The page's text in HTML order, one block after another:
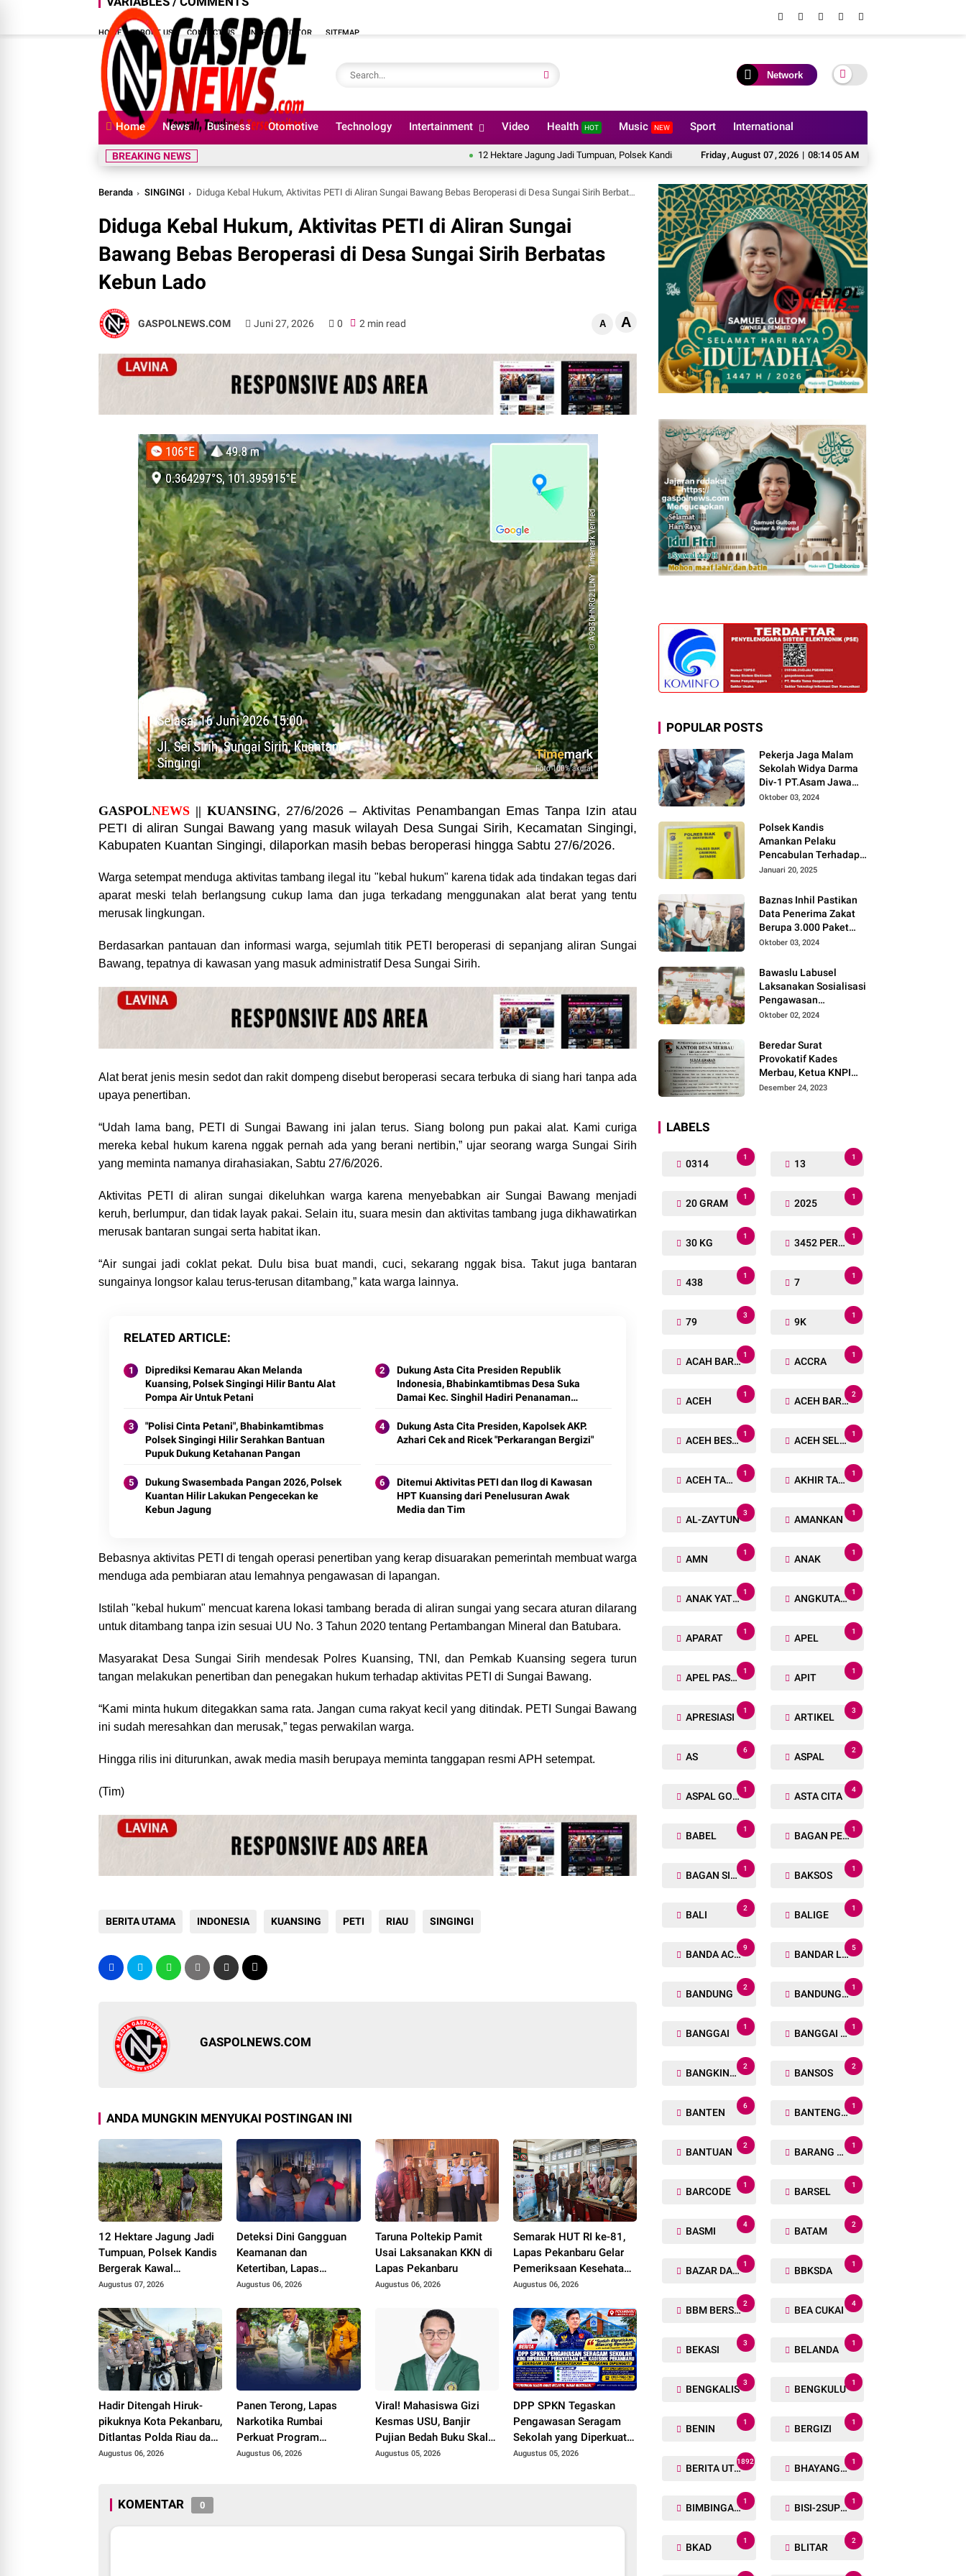
HOME ABOUT US CONTACT US INDEX EDITOR SITEMAP
Network
Home News Business Otomotive Technology Intertainment Video Health HOT Music NEW Sport International
Friday,August 07,2026 | 08:14 06 AM
BREAKING NEWS 12 Hektare Jagung Jadi Tumpuan, Polsek Kandis Bergerak Kawal Swasembada Pangan Deteksi Dini Gangguan Keamanan dan
Beranda SINGINGI Diduga Kebal Hukum, Aktivitas PETI di Aliran Sungai Bawang Bebas Beroperasi di Desa Sungai Sirih Berbatas Kebun Lado
Diduga Kebal Hukum, Aktivitas PETI di Aliran Sungai
Bawang Bebas Beroperasi di Desa Sungai Sirih Berbatas
Kebun Lado
GASPOLNEWS.COM Juni 27, 2026 0 2 min read A A
GASPOLNEWS || KUANSING, 27/6/2026 – Aktivitas Penambangan Emas Tanpa Izin atau
PETI di aliran Sungai Bawang yang masuk wilayah Desa Sungai Sirih, Kecamatan Singingi,
Kabupaten Kuantan Singingi, dilaporkan masih bebas beroperasi hingga Sabtu 27/6/2026.
Warga setempat menduga aktivitas tambang ilegal itu "kebal hukum" karena tidak ada tindakan tegas dari
aparat meski telah berlangsung cukup lama dan juga terkadang menggunakan alat berat yang tentu
merusak lingkungan.
Berdasarkan pantauan dan informasi warga, sejumlah titik PETI beroperasi di sepanjang aliran Sungai
Bawang, tepatnya di kawasan yang masuk administratif Desa Sungai Sirih.
Alat berat jenis mesin sedot dan rakit dompeng disebut beroperasi secara terbuka di siang hari tanpa ada
upaya penertiban.
“Udah lama bang, PETI di Sungai Bawang ini jalan terus. Siang bolong pun pakai alat. Kami curiga
mereka kebal hukum karena nggak pernah ada yang berani nertibin,” ujar seorang warga Sungai Sirih
yang meminta namanya dirahasiakan, Sabtu 27/6/2026.
Aktivitas PETI di aliran sungai dikeluhkan warga karena menyebabkan air Sungai Bawang menjadi
keruh, berlumpur, dan tidak layak pakai. Selain itu, suara mesin dan aktivitas tambang juga dikhawatirkan
merusak bantaran sungai serta habitat ikan.
“Air sungai jadi coklat pekat. Dulu bisa buat mandi, cuci, sekarang nggak bisa. Takut juga bantaran
sungainya longsor kalau terus-terusan ditambang,” kata warga lainnya.
RELATED ARTICLE
Diprediksi Kemarau Akan Melanda
Kuansing, Polsek Singingi Hilir Bantu Alat
Pompa Air Untuk Petani
Dukung Asta Cita Presiden Republik
Indonesia, Bhabinkamtibmas Desa Suka
Damai Kec. Singhil Hadiri Penanaman
"Polisi Cinta Petani", Bhabinkamtibmas
Polsek Singingi Hilir Serahkan Bantuan
Pupuk Dukung Ketahanan Pangan
Dukung Asta Cita Presiden, Kapolsek AKP.
Azhari Cek and Ricek "Perkarangan Bergizi"
Dukung Swasembada Pangan 2026, Polsek
Kuantan Hilir Lakukan Pengecekan ke
Kebun Jagung
Ditemui Aktivitas PETI dan Ilog di Kawasan
HPT Kuansing dari Penelusuran Awak
Media dan Tim
Bebasnya aktivitas PETI di tengah operasi penertiban yang kerap disuarakan pemerintah membuat warga
menduga ada pembiaran atau lemahnya pengawasan di lapangan.
Istilah "kebal hukum" mencuat karena lokasi tambang berada di aliran sungai yang secara aturan dilarang
untuk ditambang tanpa izin sesuai UU No. 3 Tahun 2020 tentang Pertambangan Mineral dan Batubara.
Masyarakat Desa Sungai Sirih mendesak Polres Kuansing, TNI, dan Pemkab Kuansing segera turun
tangan melakukan penertiban dan penegakan hukum terhadap aktivitas PETI di Sungai Bawang.
“Kami minta hukum ditegakkan sama rata. Jangan cuma rakyat kecil yang ditindak. PETI Sungai Bawang
ini sudah meresahkan dan merusak,” tegas perwakilan warga.
Hingga rilis ini diturunkan, awak media masih berupaya meminta tanggapan resmi APH setempat.
(Tim)
BERITA UTAMA INDONESIA KUANSING PETI RIAU SINGINGI
GASPOLNEWS.COM
ANDA MUNGKIN MENYUKAI POSTINGAN INI
12 Hektare Jagung Jadi
Tumpuan, Polsek Kandis
Bergerak Kawal
Swasembada Pangan
Augustus 07, 2026
Deteksi Dini Gangguan
Keamanan dan
Ketertiban, Lapas
Narkotika Rumbai Gelar
Augustus 06, 2026
Taruna Poltekip Pamit
Usai Laksanakan KKN di
Lapas Pekanbaru
Augustus 06, 2026
Semarak HUT RI ke-81,
Lapas Pekanbaru Gelar
Pemeriksaan Kesehatan
Gratis untuk Warga
Augustus 06, 2026
Hadir Ditengah Hiruk-
pikuknya Kota Pekanbaru,
Ditlantas Polda Riau dan
Polantas KARIB Kobarkan
Policing Jelang HUT RI
Augustus 06, 2026
Panen Terong, Lapas
Narkotika Rumbai
Perkuat Program
Ketahanan Pangan
Augustus 06, 2026
Viral! Mahasiswa Gizi
Kesmas USU, Banjir
Pujian Bedah Buku Skala
International dari 70 Ribu
Augustus 05, 2026
DPP SPKN Tegaskan
Pengawasan Seragam
Sekolah yang Diperkuat
Oleh Peryataan Plt.
Augustus 05, 2026
KOMENTAR 0
POPULAR POSTS
Pekerja Jaga Malam
Sekolah Widya Darma
Div-1 PT.Asam Jawa
Todongkan Senpi
Sumberjo
Oktober 03, 2024
Polsek Kandis
Amankan Pelaku
Pencabulan Terhadap
Dua Anak Kakak-
Gereja
Januari 20, 2025
Baznas Inhil Pastikan
Data Penerima Zakat
Berupa 3.000 Paket
Premium Boxs Sudah
Oktober 03, 2024
Bawaslu Labusel
Laksanakan Sosialisasi
Pengawasan
Partisipatif kepada
Pemuda Dan Agama
Pada pilkada Serentak
2024
Oktober 02, 2024
Beredar Surat
Provokatif Kades
Merbau, Ketua KNPI
Riau: "Periksa, Tangkap
Desember 24, 2023
LABELS
0314
1
13
1
20 GRAM
1
2025
1
30 KG
1
3452 PERSONIL
1
438
1
7
1
79
3
9K
1
ACAH BARAT
1
ACCRA
1
ACEH
1
ACEH BARAT
2
ACEH BESAR
1
ACEH SELATAN
1
ACEH TAMIANG
1
AKHIR TAHUN
1
AL-ZAYTUN
3
AMANKAN
1
AMN
1
ANAK
1
ANAK YATIM
1
ANGKUTAN TRANSPORTASI
1
APARAT
1
APEL
1
APEL PASUKAN
1
APIT
1
APRESIASI
1
ARTIKEL
3
AS
6
ASPAL
2
ASPAL GORENG
1
ASTA CITA
4
BABEL
1
BAGAN PETE
1
BAGAN SIAPIN API
1
BAKSOS
1
BALI
2
BALIGE
1
BANDA ACEH
9
BANDAR LAMPUNG
5
BANDUNG
2
BANDUNG BARAT
1
BANGGAI
1
BANGGAI LAUT
1
BANGKINANG
2
BANSOS
2
BANTEN
6
BANTENG RAIDERS
1
BANTUAN
2
BARANG TUAKA
1
BARCODE
1
BARSEL
1
BASMI
4
BATAM
2
BAZAR DAN BAKSOS RAMADHAN
1
BBKSDA
1
BBM BERSUBSIDI
2
BEA CUKAI
4
BEKASI
3
BELANDA
1
BENGKALIS
3
BENGKULU
1
BENIN
1
BERGIZI
1
BERITA UTAMA
1892
BHAYANGKARA RUN
1
BIMBINGAN ROHANI
1
BISI-2SUPER
1
BKAD
1
BLITAR
2